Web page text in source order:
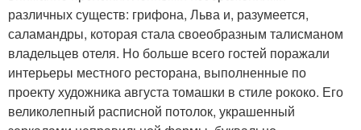
различных существ: грифона, Льва и, разумеется,
саламандры, которая стала своеобразным талисманом
владельцев отеля. Но больше всего гостей поражали
интерьеры местного ресторана, выполненные по
проекту художника августа томашки в стиле рококо. Его
великолепный расписной потолок, украшенный